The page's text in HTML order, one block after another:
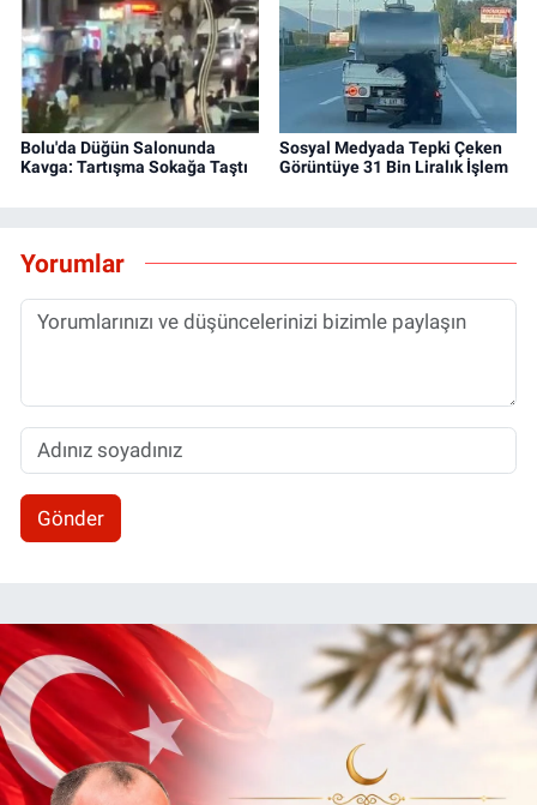
Bolu'da Düğün Salonunda
Kavga: Tartışma Sokağa Taştı
Sosyal Medyada Tepki Çeken
Görüntüye 31 Bin Liralık İşlem
Yorumlar
Gönder